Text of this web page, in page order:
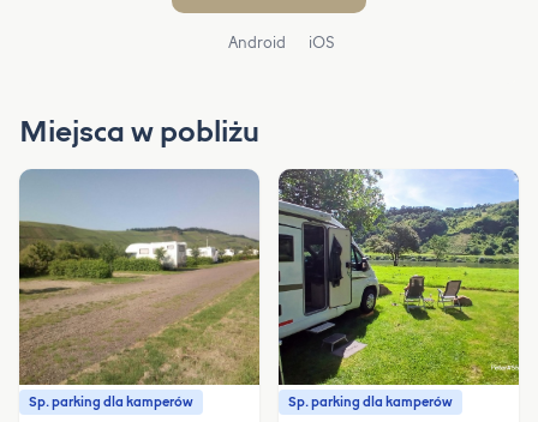
Android iOS
Miejsca w pobliżu
Sp. parking dla kamperów Sp. parking dla kamperów